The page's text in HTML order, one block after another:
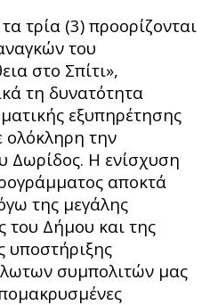
τρία (3) προορίζονται
του
στο Σπίτι»,
τη δυνατότητα
εξυπηρέτησης
την
Δωρίδος. Η ενίσχυση
αποκτά
της μεγάλης
του Δήμου και της
υποστήριξης
συμπολιτών μας